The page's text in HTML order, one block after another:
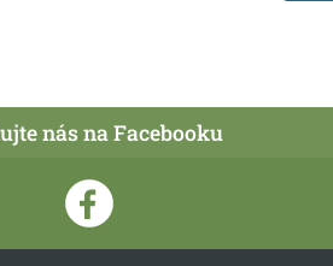
nás na Facebooku